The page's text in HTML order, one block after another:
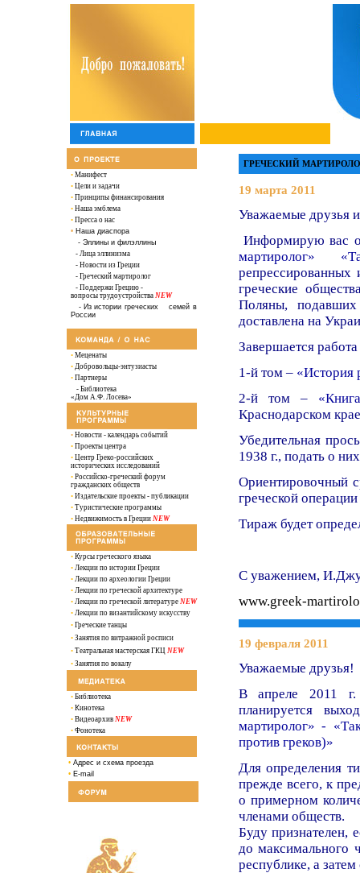
• Манифест
• Цели и задачи
• Принципы финансирования
• Наша эмблема
• Пресса о нас
•Наша диаспора
- Эллины и филэллины
- Лица эллинизма
- Новости из Греции
- Греческий мартиролог
- Поддержи Грецию -
вопросы трудоустройства NEW
- Из истории греческих семей в
России
• Меценаты
• Добровольцы-энтузиасты
• Партнеры
- Библиотека
«Дом А.Ф. Лосева»
• Новости - календарь событий
• Проекты центра
• Центр Греко-российских
исторических исследований
• Российско-греческий форум
гражданских обществ
• Издательские проекты - публикации
• Туристические программы
• Недвижимость в Греции NEW
• Курсы греческого языка
• Лекции по истории Греции
• Лекции по археологии Греции
• Лекции по греческой архитектуре
• Лекции по греческой литературеNEW
• Лекции по византийскому искусству
• Греческие танцы
• Занятия по витражной росписи
• Театральная мастерская ГКЦ NEW
•Занятия по вокалу
• Библиотека
• Кинотека
• Видеоархив NEW
• Фонотека
• Адрес и схема проезда
• E-mail
ГРЕЧЕСКИЙ
19 марта 2011
Уважаемые друзья
Информирую вас
мартиролог»
греческие
Поляны,
доставлена на
Завершается
1-й том – «История
2-й том –
Краснодарском
Убедительная
1938 г., подать о
Ориентировочный
греческой
Тираж будет
С уважением,
www.greek-
19 февраля 2011
Уважаемые друзья!
В апреле 2011 г.
планируется
мартиролог» -
против греков)»
Для определения
прежде всего, к
о примерном
членами обществ.
Буду признателен,
до максимального
республике, а